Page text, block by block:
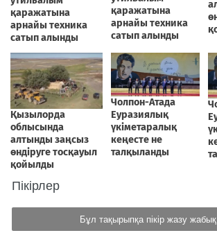
Пікірлер
Бұл тақырыпқа пікір жазу жабық